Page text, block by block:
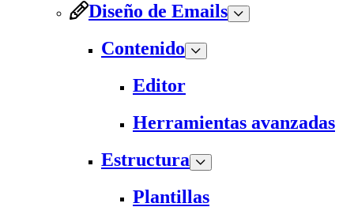
Diseño de Emails
Contenido
Editor
Herramientas avanzadas
Estructura
Plantillas